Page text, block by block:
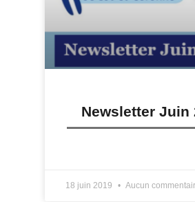
Newsletter Juin
18 juin 2019 Aucun